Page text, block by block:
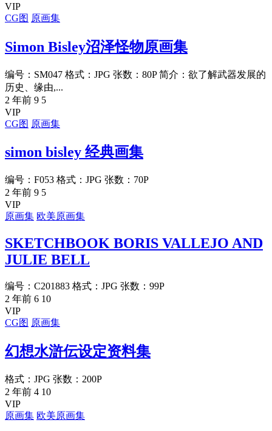
VIP
CG图 原画集
Simon Bisley沼泽怪物原画集
编号：SM047 格式：JPG 张数：80P 简介：欲了解武器发展的
历史、缘由,...
2 年前 9 5
VIP
CG图 原画集
simon bisley 经典画集
编号：F053 格式：JPG 张数：70P
2 年前 9 5
VIP
原画集 欧美原画集
SKETCHBOOK BORIS VALLEJO AND
JULIE BELL
编号：C201883 格式：JPG 张数：99P
2 年前 6 10
VIP
CG图 原画集
幻想水滸伝设定资料集
格式：JPG 张数：200P
2 年前 4 10
VIP
原画集 欧美原画集